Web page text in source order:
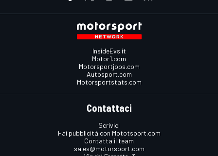
InsideEvs.it
Motor1.com
Motorsportjobs.com
Autosport.com
Motorsportstats.com
Contattaci
Scrivici
Fai pubblicità con Mototsport.com
Contatta il team
sales@motorsport.com